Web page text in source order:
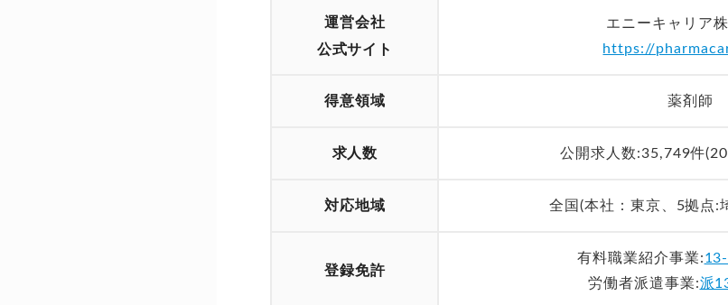
運営会社
公式サイト
エニーキャリア
https://
得意領域 薬剤師
求人数 公開求人数:35,749件
対応地域 全国(本社：東京、5拠点:
登録免許
有料職業紹介事業:
労働者派遣事業:派